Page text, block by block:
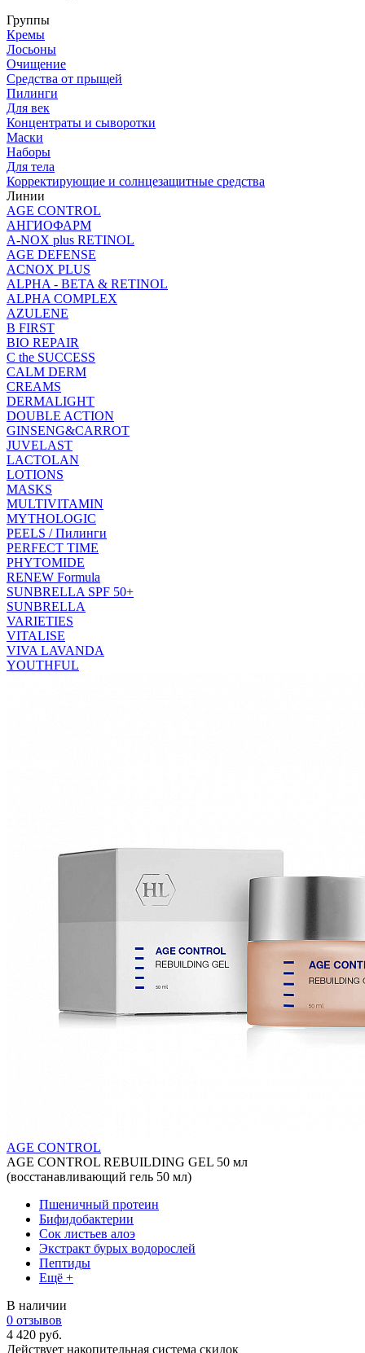
Группы
Кремы
Лосьоны
Очищение
Средства от прыщей
Пилинги
Для век
Концентраты и сыворотки
Маски
Наборы
Для тела
Корректирующие и солнцезащитные средства
Линии
AGE CONTROL
АНГИОФАРМ
A-NOX plus RETINOL
AGE DEFENSE
ACNOX PLUS
ALPHA - BETA & RETINOL
ALPHA COMPLEX
AZULENE
B FIRST
BIO REPAIR
C the SUCCESS
CALM DERM
CREAMS
DERMALIGHT
DOUBLE ACTION
GINSENG&CARROT
JUVELAST
LACTOLAN
LOTIONS
MASKS
MULTIVITAMIN
MYTHOLOGIC
PEELS / Пилинги
PERFECT TIME
PHYTOMIDE
RENEW Formula
SUNBRELLA SPF 50+
SUNBRELLA
VARIETIES
VITALISE
VIVA LAVANDA
YOUTHFUL
AGE CONTROL
AGE CONTROL REBUILDING GEL 50 мл
(восстанавливающий гель 50 мл)
Пшеничный протеин
Бифидобактерии
Сок листьев алоэ
Экстракт бурых водорослей
Пептиды
Ещё +
В наличии
0 отзывов
4 420 руб.
Действует накопительная система скидок